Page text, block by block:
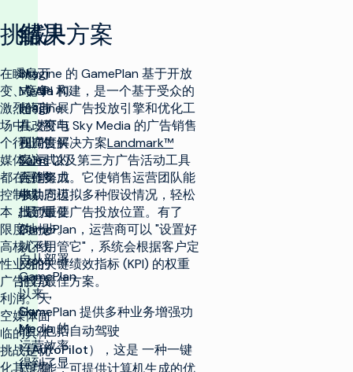
挑战
在瞬息万
变、竞争
激烈的市
场中，整
个行业的
媒体公司
都在寻求
控制成
本，最大
限度地提
高核心线
性业务的
广告投放
利润。天
空媒体面
临的具体
挑战是优
化其宝贵
解决方案
Imagine 的 GamePlan 基于开放
式 API 构建，是一个基于受众的
超可扩展广告投放引擎和优化工
具，可与 Sky Media 的广告销售
和调度解决方案Landmark™
Sales以及第三方广告活动工具
无缝集成。它使销售运营团队能
够动态模拟多种假设情况，轻松
找到最佳广告投放位置。有了
GamePlan，运营商可以 "设置好
就不用管它"，系统会根据客户定
义的关键绩效指标 (KPI) 的权重
推荐最佳方案。
GamePlan 提供多种业务增强功
能，包括自动驾驶
（AutoPilot），这是 一种一键
式功能，可提供计算机生成的优
结果
Sky
Media 和
Imagine
在改变电
视广告买
卖方式的
合作努力
中共同迈
出了重要
的一步。
自从部署
GamePlan
以来，
Sky
Media 的
运营效率
得到了显